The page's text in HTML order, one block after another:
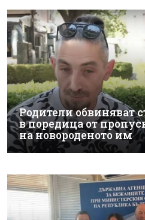
Родители обвиняват
в поредица от
на новороденото им